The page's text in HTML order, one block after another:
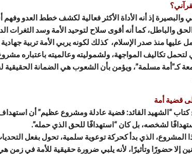
والبصيرة إذ أنه الأداة الأكثر فعالية لكشف خطط العدو
والباطل، كما أنه أقوى سلاح لتوحيد الأمة وسد الثغرات
عليها منذ صدر الإسلام، كذلك لكونه يربي الأمة تربية
لتحمل تكاليف المواجهة، ولشموليته وعالميته باعتباره
كـ”أمة مسلمة”، ويؤمن بأن الشعوب هي الضمانة
قضية أمة
“الشهيد القائد: قضية عادلة ومشروع عظيم” أن
لشخصه، بل كان “استهدافًا للحق الذي حمله”.
المشروع، الذي بدأ كحركة توعوية سلمية، تحول بفعل
إلا حضورًا وتأثيرًا، لأنه يلبي ضرورة حقيقية للأمة في زمن